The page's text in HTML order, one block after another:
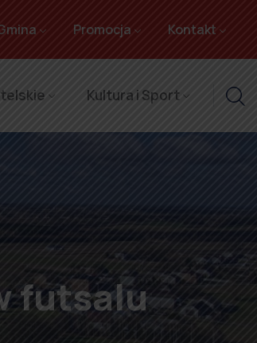
Promocja Kontakt
Kultura i Sport
futsalu